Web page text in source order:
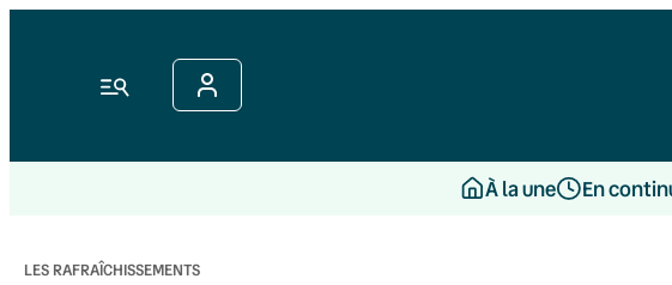
Menu
À la une En
LES RAFRAÎCHISSEMENTS